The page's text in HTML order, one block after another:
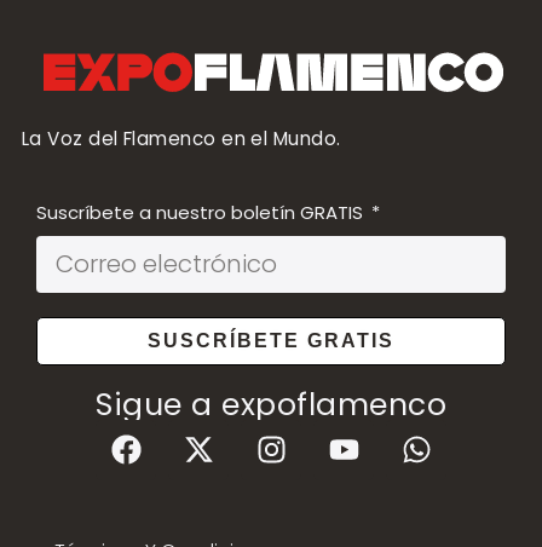
La Voz del Flamenco en el Mundo.
Suscríbete a nuestro boletín GRATIS
SUSCRÍBETE GRATIS
Sigue a expoflamenco